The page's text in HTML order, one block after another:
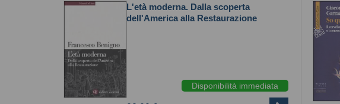
L'età moderna. Dalla scoperta
dell'America alla Restaurazione
Disponibilità immediata